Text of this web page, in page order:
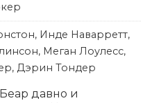
Инде Наварретт,
Меган Лоулесс,
Дэрин Тондер
давно и